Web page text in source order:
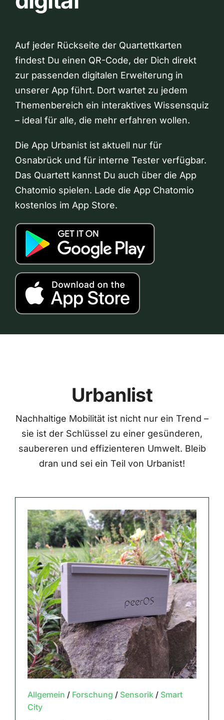
Auf jeder Rückseite der Quartettkarten
findest Du einen QR-Code, der Dich direkt
zur passenden digitalen Erweiterung in
unserer App führt. Dort wartet zu jedem
Themenbereich ein interaktives Wissensquiz
– ideal für alle, die mehr erfahren wollen.
Die App Urbanist ist aktuell nur für
Osnabrück und für interne Tester verfügbar.
Das Quartett kannst Du auch über die App
Chatomio spielen. Lade die App Chatomio
kostenlos im App Store.
Urbanlist
Nachhaltige Mobilität ist nicht nur ein Trend –
sie ist der Schlüssel zu einer gesünderen,
saubereren und effizienteren Umwelt. Bleib
dran und sei ein Teil von Urbanist!
Allgemein / Forschung / Sensorik/ Smart
City